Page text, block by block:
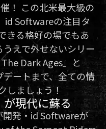
！ この北米最大級の
id Softwareの注目タ
きる格好の場でもあ
うえで外せないシリー
Dark Ages』と
ートまで、全ての情
しましょう！
が現代に蘇る
発・id Softwareが